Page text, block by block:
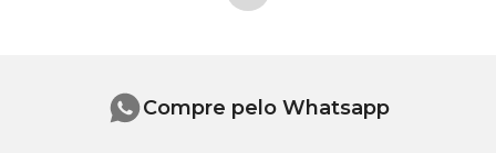
Compre pelo Whatsapp